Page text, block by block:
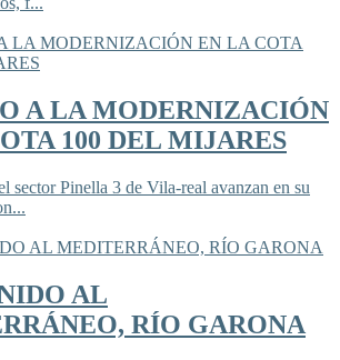
A LA MODERNIZACIÓN
100 DEL MIJARES
sector Pinella 3 de Vila-real avanzan en su
AL
RÍO GARONA